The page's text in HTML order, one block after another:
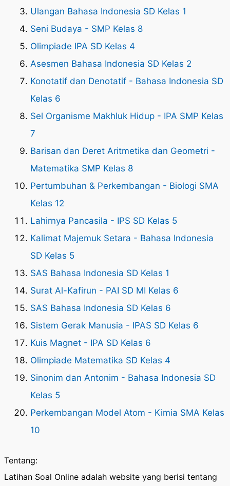
Ulangan Bahasa Indonesia SD Kelas 1
Seni Budaya - SMP Kelas 8
Olimpiade IPA SD Kelas 4
Asesmen Bahasa Indonesia SD Kelas 2
Konotatif dan Denotatif - Bahasa Indonesia SD
Kelas 6
Sel Organisme Makhluk Hidup - IPA SMP Kelas
7
Barisan dan Deret Aritmetika dan Geometri -
Matematika SMP Kelas 8
Pertumbuhan & Perkembangan - Biologi SMA
Kelas 12
Lahirnya Pancasila - IPS SD Kelas 5
Kalimat Majemuk Setara - Bahasa Indonesia
SD Kelas 5
SAS Bahasa Indonesia SD Kelas 1
Surat Al-Kafirun - PAI SD MI Kelas 6
SAS Bahasa Indonesia SD Kelas 6
Sistem Gerak Manusia - IPAS SD Kelas 6
Kuis Magnet - IPA SD Kelas 6
Olimpiade Matematika SD Kelas 4
Sinonim dan Antonim - Bahasa Indonesia SD
Kelas 5
Perkembangan Model Atom - Kimia SMA Kelas
10
Tentang:
Latihan Soal Online adalah website yang berisi tentang